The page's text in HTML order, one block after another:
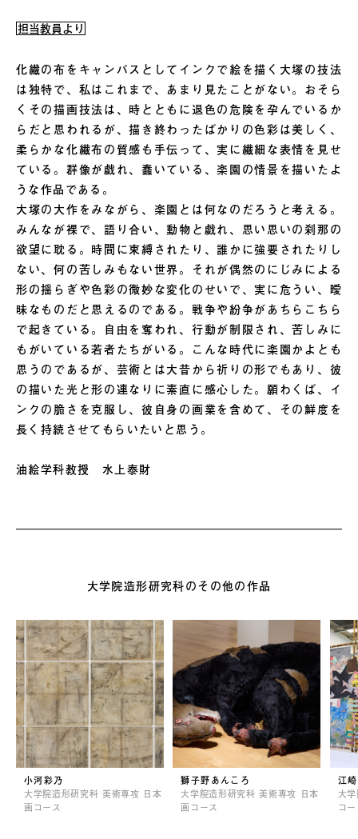
担当教員より
化繊の布をキャンバスとしてインクで絵を描く大塚の技法
は独特で、私はこれまで、あまり見たことがない。おそら
くその描画技法は、時とともに退色の危険を孕んでいるか
らだと思われるが、描き終わったばかりの色彩は美しく、
柔らかな化繊布の質感も手伝って、実に繊細な表情を見せ
ている。群像が戯れ、蠢いている、楽園の情景を描いたよ
うな作品である。
大塚の大作をみながら、楽園とは何なのだろうと考える。
みんなが裸で、語り合い、動物と戯れ、思い思いの刹那の
欲望に耽る。時間に束縛されたり、誰かに強要されたりし
ない、何の苦しみもない世界。それが偶然のにじみによる
形の揺らぎや色彩の微妙な変化のせいで、実に危うい、曖
昧なものだと思えるのである。戦争や紛争があちらこちら
で起きている。自由を奪われ、行動が制限され、苦しみに
もがいている若者たちがいる。こんな時代に楽園かよとも
思うのであるが、芸術とは大昔から祈りの形でもあり、彼
の描いた光と形の連なりに素直に感心した。願わくば、イ
ンクの脆さを克服し、彼自身の画業を含めて、その鮮度を
長く持続させてもらいたいと思う。
油絵学科教授 水上泰財
大学院造形研究科のその他の作品
小河彩乃
大学院造形研究科 美術専攻 日本
画コース
獅子野あんころ
大学院造形研究科 美術専攻 日本
画コース
江
大
コ